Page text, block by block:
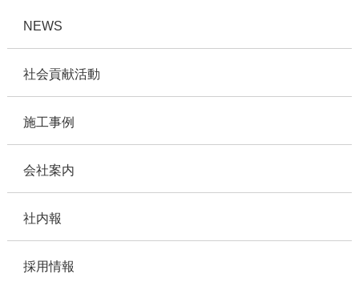
NEWS
社会貢献活動
施工事例
会社案内
社内報
採用情報